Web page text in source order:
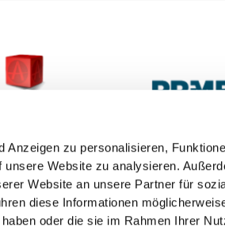
Anzeigen zu personalisieren,
Website zu analysieren.
Website an unsere Partner für
diese Informationen
oder die sie im Rahmen Ihrer